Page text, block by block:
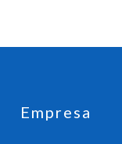
Empresa